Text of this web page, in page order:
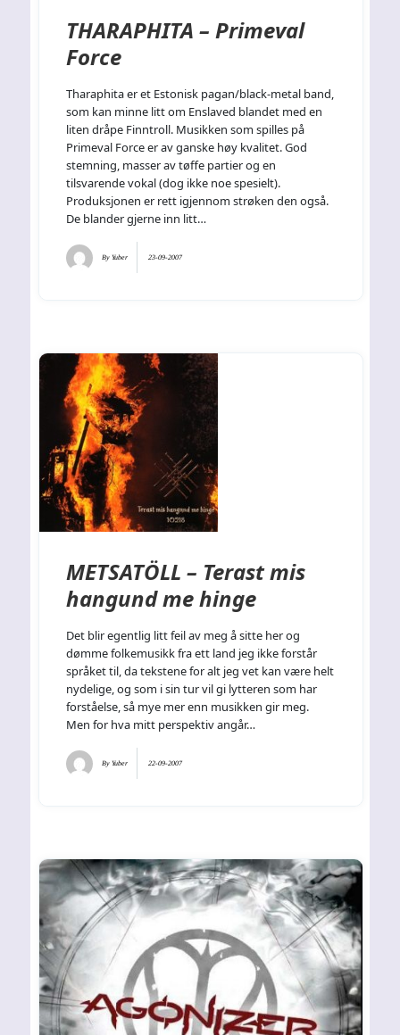
THARAPHITA – Primeval
Force
Tharaphita er et Estonisk pagan/black-metal band,
som kan minne litt om Enslaved blandet med en
liten dråpe Finntroll. Musikken som spilles på
Primeval Force er av ganske høy kvalitet. God
stemning, masser av tøffe partier og en
tilsvarende vokal (dog ikke noe spesielt).
Produksjonen er rett igjennom strøken den også.
De blander gjerne inn litt…
ByYuber 23-09-2007
METSATÖLL – Terast mis
hangund me hinge
Det blir egentlig litt feil av meg å sitte her og
dømme folkemusikk fra ett land jeg ikke forstår
språket til, da tekstene for alt jeg vet kan være helt
nydelige, og som i sin tur vil gi lytteren som har
forståelse, så mye mer enn musikken gir meg.
Men for hva mitt perspektiv angår…
ByYuber 22-09-2007